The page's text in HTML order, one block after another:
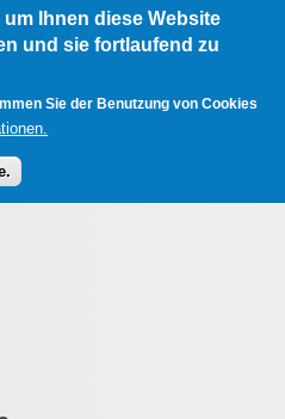
Ihnen diese Website
und sie fortlaufend zu
Sie der Benutzung von Cookies